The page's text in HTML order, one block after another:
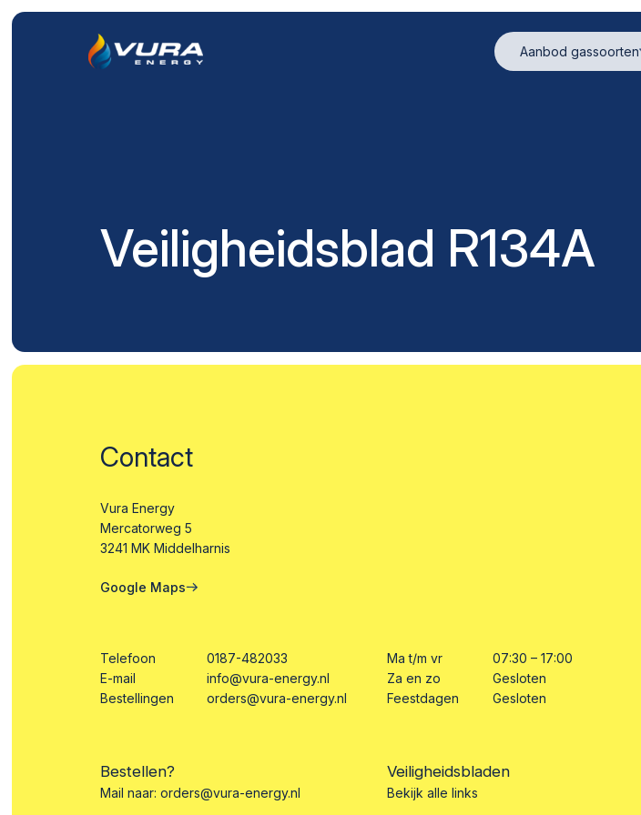
Aanbod gassoorten
Veiligheidsblad R134A
Contact
Vura Energy
Mercatorweg 5
3241 MK Middelharnis
Google Maps
Telefoon
0187-482033
E-mail
info@vura-energy.nl
Bestellingen
orders@vura-energy.nl
Ma t/m vr
07:30 – 17:00
Za en zo
Gesloten
Feestdagen
Gesloten
Bestellen?
Mail naar:orders@vura-energy.nl
Veiligheidsbladen
Bekijk alle links